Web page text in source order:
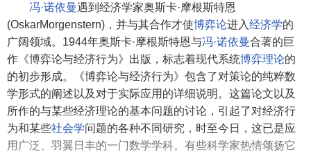
冯·诺依曼遇到经济学家奥斯卡·摩根斯特恩
(OskarMorgenstern)，并与其合作才使博弈论进入经济学的
广阔领域。1944年奥斯卡·摩根斯特恩与冯·诺依曼合著的巨
作《博弈论与经济行为》出版，标志着现代系统博弈理论的
的初步形成。《博弈论与经济行为》包含了对策论的纯粹数
学形式的阐述以及对于实际应用的详细说明。这篇论文以及
所作的与某些经济理论的基本问题的讨论，引起了对经济行
为和某些社会学问题的各种不同研究，时至今日，这已是应
用广泛、羽翼日丰的一门数学学科。有些科学家热情颂扬它